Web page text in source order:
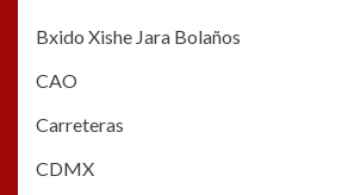
Bxido Xishe Jara Bolaños
CAO
Carreteras
CDMX